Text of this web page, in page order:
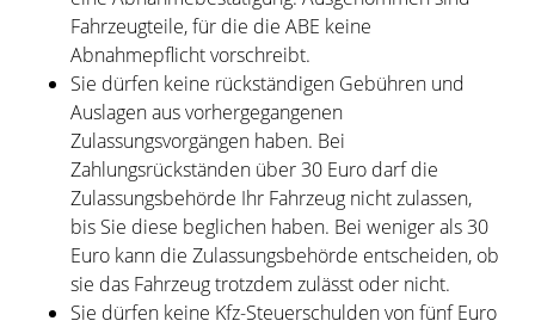
Fahrzeugteile, für die die ABE keine
Abnahmepflicht vorschreibt.
Sie dürfen keine rückständigen Gebühren und
Auslagen aus vorhergegangenen
Zulassungsvorgängen haben. Bei
Zahlungsrückständen über 30 Euro darf die
Zulassungsbehörde Ihr Fahrzeug nicht zulassen,
bis Sie diese beglichen haben. Bei weniger als 30
Euro kann die Zulassungsbehörde entscheiden, ob
sie das Fahrzeug trotzdem zulässt oder nicht.
Sie dürfen keine Kfz-Steuerschulden von fünf Euro